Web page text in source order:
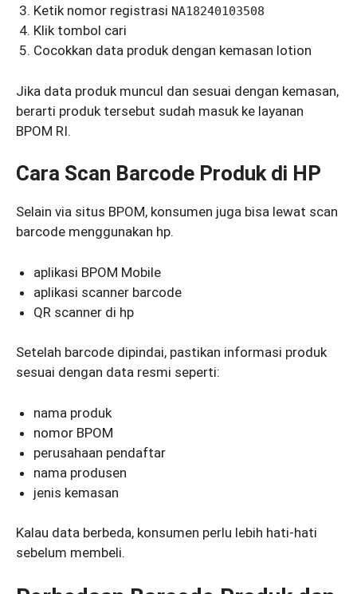
Ketik nomor registrasi NA18240103508
Klik tombol cari
Cocokkan data produk dengan kemasan lotion
Jika data produk muncul dan sesuai dengan kemasan,
berarti produk tersebut sudah masuk ke layanan
BPOM RI.
Cara Scan Barcode Produk di HP
Selain via situs BPOM, konsumen juga bisa lewat scan
barcode menggunakan hp.
aplikasi BPOM Mobile
aplikasi scanner barcode
QR scanner di hp
Setelah barcode dipindai, pastikan informasi produk
sesuai dengan data resmi seperti:
nama produk
nomor BPOM
perusahaan pendaftar
nama produsen
jenis kemasan
Kalau data berbeda, konsumen perlu lebih hati-hati
sebelum membeli.